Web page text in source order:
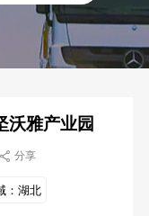
沃雅产业园
 分享
： 湖北